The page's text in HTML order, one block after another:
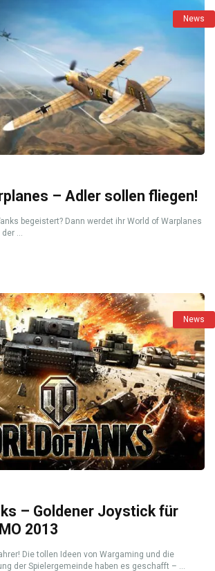
News
– Adler sollen fliegen!
begeistert? Dann werdet ihr World of Warplanes
...
News
– Goldener Joystick für
2013
Die tollen Ideen von Wargaming und die
der Spielergemeinde haben es geschafft – ...